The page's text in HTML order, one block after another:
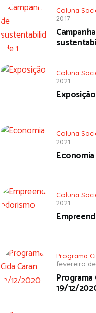
Coluna
2017
Coluna
2021
Exposição
Coluna
2021
Economia
Coluna
2021
Programa
fevereiro de
Programa
19/12/